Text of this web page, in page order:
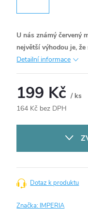
U nás známý červený
největší výhodou je,
Detailní informace
199 Kč/ ks
164 Kč bez DPH
Dotaz k produktu
Značka: IMPERIA